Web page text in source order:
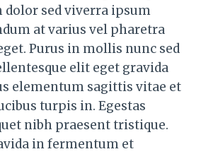
dolor sed viverra ipsum
at varius vel pharetra
Purus in mollis nunc sed
elit eget gravida
elementum sagittis vitae et
turpis in. Egestas
nibh praesent tristique.
in fermentum et